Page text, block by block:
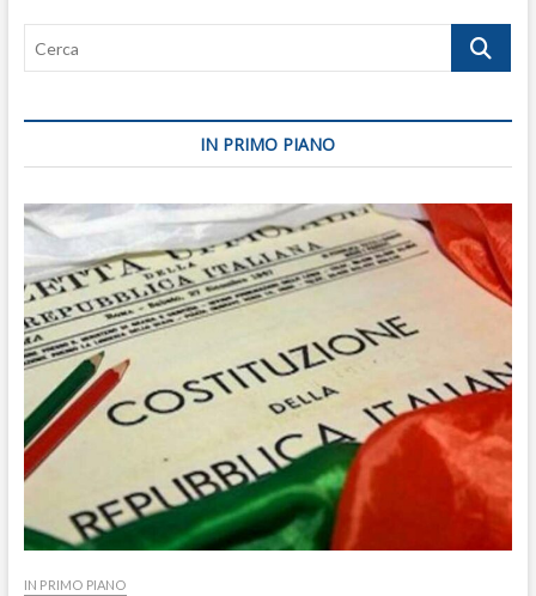
Cerca
IN PRIMO PIANO
IN PRIMO PIANO